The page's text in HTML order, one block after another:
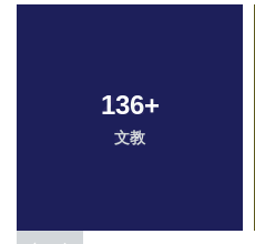
136+
文教